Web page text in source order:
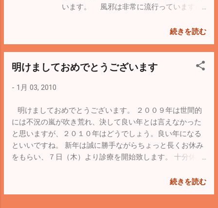
います。 風邪は非常に流行っていますが
が続いていますね。 先日、子供が「ウグイ
に出てみると、まさにウグイス色のきれい
な小鳥が２羽小枝に止まっていました。し
写真で見ると目の周りが白く縁どられてい
てメジロであることがはっきり分かりま
す。普段忙しいとこんな小さな小鳥に目が
いくことはほとんどありませんが、何気な
いこの様な光景がとっても晴れ晴れとした
な美しい鳥がいるなんて。子供と一緒にし
ばらくメジロに見入っていました。 ウグ
続きを読む
明けましておめでとうございます
- 1月 03, 2010
明けましておめでとうございます。 ２００９年は世間的
には不況の嵐が吹き荒れ、決して良い年とは言えなかった
と思いますが、２０１０年はどうでしょう。良い年になる
といいですね。 新年は誠に勝手ながらちょっと長くお休み
をもらい、７日（木）より診療を開始致します。 十分休養
す。１週間休むと風邪の状況等が全く分りませんが、流行
続きを読む